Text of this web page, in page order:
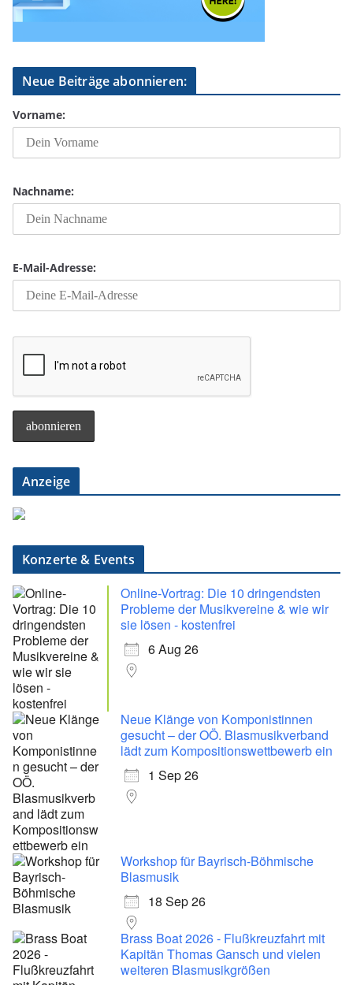
Neue Beiträge abonnieren:
Vorname:
Nachname:
E-Mail-Adresse:
Anzeige
Konzerte & Events
Online-Vortrag: Die 10 dringendsten
Probleme der Musikvereine & wie wir
sie lösen - kostenfrei
6 Aug 26
Neue Klänge von Komponistinnen
gesucht – der OÖ. Blasmusikverband
lädt zum Kompositionswettbewerb ein
1 Sep 26
Workshop für Bayrisch-Böhmische
Blasmusik
18 Sep 26
Brass Boat 2026 - Flußkreuzfahrt mit
Kapitän Thomas Gansch und vielen
weiteren Blasmusikgrößen